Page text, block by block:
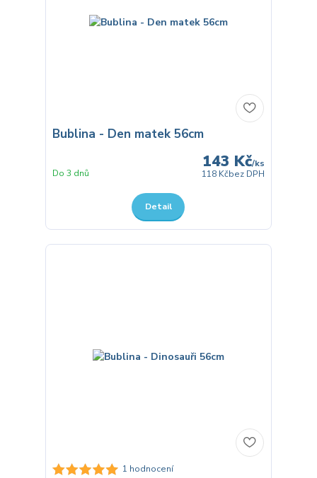
Bublina - Den matek 56cm
143 Kč/ks
118 Kčbez DPH
Do 3 dnů
Detail
1 hodnocení